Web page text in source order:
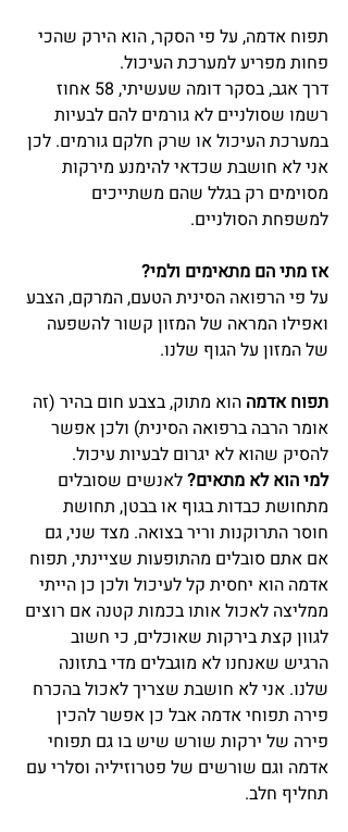
תפוח אדמה, על פי הסקר, הוא הירק שהכי
פחות מפריע למערכת העיכול.
דרך אגב, בסקר דומה שעשיתי, 58 אחוז
רשמו שסולניים לא גורמים להם לבעיות
במערכת העיכול או שרק חלקם גורמים. לכן
אני לא חושבת שכדאי להימנע מירקות
מסוימים רק בגלל שהם משתייכים
למשפחת הסולניים.
אז מתי הם מתאימים ולמי?
על פי הרפואה הסינית הטעם, המרקם, הצבע
ואפילו המראה של המזון קשור להשפעה
של המזון על הגוף שלנו.
תפוח אדמה הוא מתוק, בצבע חום בהיר (זה
אומר הרבה ברפואה הסינית) ולכן אפשר
להסיק שהוא לא יגרום לבעיות עיכול.
למי הוא לא מתאים? לאנשים שסובלים
מתחושת כבדות בגוף או בבטן, תחושת
חוסר התרוקנות וריר בצואה. מצד שני, גם
אם אתם סובלים מהתופעות שציינתי, תפוח
אדמה הוא יחסית קל לעיכול ולכן כן הייתי
ממליצה לאכול אותו בכמות קטנה אם רוצים
לגוון קצת בירקות שאוכלים, כי חשוב
הרגיש שאנחנו לא מוגבלים מדי בתזונה
שלנו. אני לא חושבת שצריך לאכול בהכרח
פירה תפוחי אדמה אבל כן אפשר להכין
פירה של ירקות שורש שיש בו גם תפוחי
אדמה וגם שורשים של פטרוזיליה וסלרי עם
תחליף חלב.